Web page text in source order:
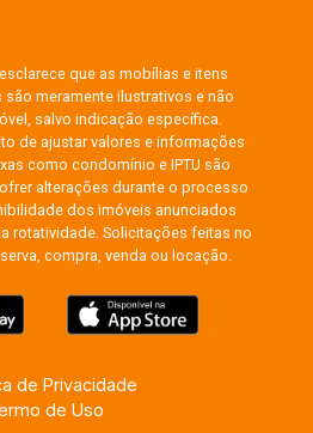
que as mobílias e itens
meramente ilustrativos e não
salvo indicação específica.
de ajustar valores e informações
como condomínio e IPTU são
alterações durante o processo
dos imóveis anunciados
rotatividade. Solicitações feitas no
compra, venda ou locação.
de Privacidade
de Uso